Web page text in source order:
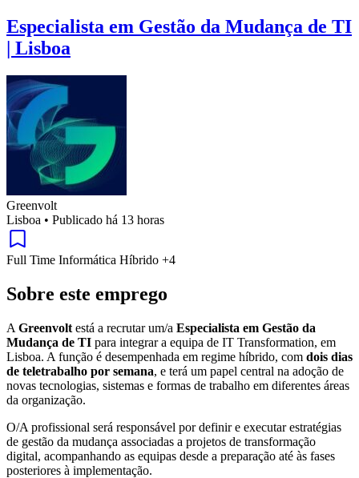
Especialista em Gestão da Mudança de TI
| Lisboa
Greenvolt
Lisboa • Publicado há 13 horas
Full Time Informática Híbrido +4
Sobre este emprego
A Greenvolt está a recrutar um/a Especialista em Gestão da
Mudança de TI para integrar a equipa de IT Transformation, em
Lisboa. A função é desempenhada em regime híbrido, com dois dias
de teletrabalho por semana, e terá um papel central na adoção de
novas tecnologias, sistemas e formas de trabalho em diferentes áreas
da organização.
O/A profissional será responsável por definir e executar estratégias
de gestão da mudança associadas a projetos de transformação
digital, acompanhando as equipas desde a preparação até às fases
posteriores à implementação.